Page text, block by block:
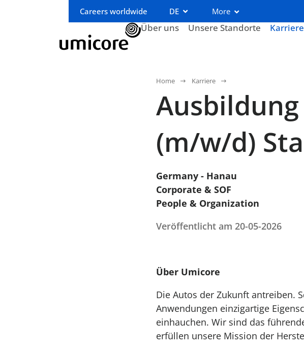
Careers worldwide DE More
Über uns Unsere Standorte Karriere
Home Karriere
(m/w/d)
Germany - Hanau
Corporate & SOF
People & Organization
Veröffentlicht am 20-05-2026
Über Umicore
Die Autos der Zukunft antreiben.
Anwendungen einzigartige
einhauchen. Wir sind das
erfüllen unsere Mission der